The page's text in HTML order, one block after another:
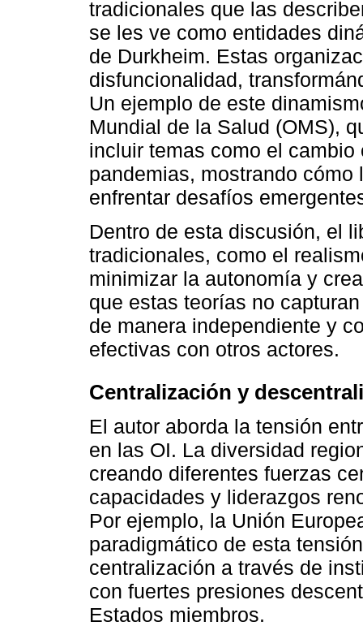
tradicionales que las
se les ve como entidades
de Durkheim. Estas
disfuncionalidad,
Un ejemplo de este
Mundial de la Salud (OMS),
incluir temas como el
pandemias, mostrando
enfrentar desafíos
Dentro de esta discusión, el
tradicionales, como el
minimizar la autonomía y
que estas teorías no
de manera independiente y
efectivas con otros actores.
Centralización y
El autor aborda la tensión
en las OI. La diversidad
creando diferentes fuerzas
capacidades y liderazgos
Por ejemplo, la Unión
paradigmático de esta
centralización a través de
con fuertes presiones
Estados miembros.